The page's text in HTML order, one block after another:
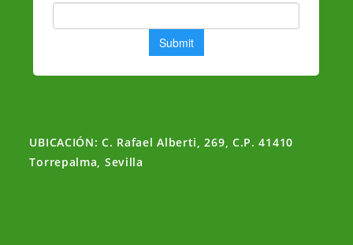
UBICACIÓN: C. Rafael Alberti, 269, C.P. 41410
Torrepalma, Sevilla